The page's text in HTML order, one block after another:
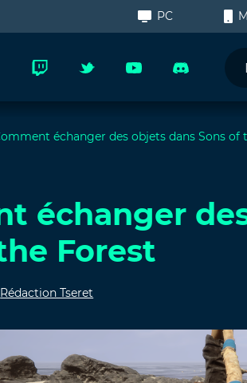
PC
échanger des objets dans Sons of
échanger
Forest
Rédaction Tseret